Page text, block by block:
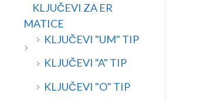
KLJUČEVI ZA ER
MATICE
KLJUČEVI "UM" TIP
KLJUČEVI "A" TIP
KLJUČEVI "O" TIP